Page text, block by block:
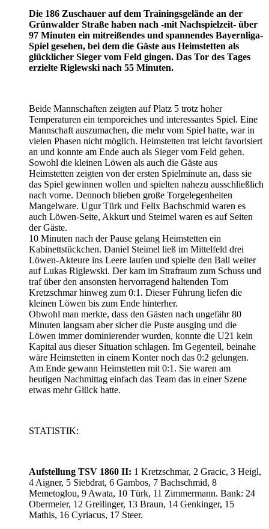
Die 186 Zuschauer auf dem Trainingsgelände an der
Grünwalder Straße haben nach -mit Nachspielzeit- über
97 Minuten ein mitreißendes und spannendes Bayernliga-
Spiel gesehen, bei dem die Gäste aus Heimstetten als
glücklicher Sieger vom Feld gingen. Das Tor des Tages
erzielte Riglewski nach 55 Minuten.
Beide Mannschaften zeigten auf Platz 5 trotz hoher
Temperaturen ein temporeiches und interessantes Spiel. Eine
Mannschaft auszumachen, die mehr vom Spiel hatte, war in
vielen Phasen nicht möglich. Heimstetten trat leicht favorisiert
an und konnte am Ende auch als Sieger vom Feld gehen.
Sowohl die kleinen Löwen als auch die Gäste aus
Heimstetten zeigten von der ersten Spielminute an, dass sie
das Spiel gewinnen wollen und spielten nahezu ausschließlich
nach vorne. Dennoch blieben große Torgelegenheiten
Mangelware. Ugur Türk und Felix Bachschmid waren es
auch Löwen-Seite, Akkurt und Steimel waren es auf Seiten
der Gäste.
10 Minuten nach der Pause gelang Heimstetten ein
Kabinettstückchen. Daniel Steimel ließ im Mittelfeld drei
Löwen-Akteure ins Leere laufen und spielte den Ball weiter
auf Lukas Riglewski. Der kam im Strafraum zum Schuss und
traf über den ansonsten hervorragend haltenden Tom
Kretzschmar hinweg zum 0:1. Dieser Führung liefen die
kleinen Löwen bis zum Ende hinterher.
Obwohl man merkte, dass den Gästen nach ungefähr 80
Minuten langsam aber sicher die Puste ausging und die
Löwen immer dominierender wurden, konnte die U21 kein
Kapital aus dieser Situation schlagen. Im Gegenteil, beinahe
wäre Heimstetten in einem Konter noch das 0:2 gelungen.
Am Ende gewann Heimstetten mit 0:1. Sie waren am
heutigen Nachmittag einfach das Team das in einer Szene
etwas mehr Glück hatte.
STATISTIK:
Aufstellung TSV 1860 II: 1 Kretzschmar, 2 Gracic, 3 Heigl,
4 Aigner, 5 Siebdrat, 6 Gambos, 7 Bachschmid, 8
Memetoglou, 9 Awata, 10 Türk, 11 Zimmermann. Bank: 24
Obermeier, 12 Greilinger, 13 Braun, 14 Genkinger, 15
Mathis, 16 Cyriacus, 17 Steer.